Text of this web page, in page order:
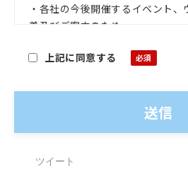
・各社の今後開催するイベント
善及びご案内のため
※本サービスのご案内の他、各
います。
・各社ではご登録いただいた情報
意を得ることなく第三者に開示ま
上記に同意する
ツイート